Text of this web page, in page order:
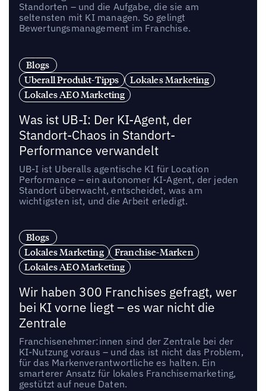
Standorten – und die Aufgabe, die sie am
seltensten mit KI managen. So gelingt
Bewertungsmanagement im Franchise.
Blogs
Uberall Produkt-Tipps
Lokales Marketing
Lokales AEO Marketing
Was ist UB-I: Der KI-Agent, der
Standort-Chaos in Standort-
Performance verwandelt
UB-I ist Uberalls agentische KI für Location
Performance – ein autonomer KI-Agent, der jeden
Standort überwacht, entscheidet, was am
wichtigsten ist, und die Arbeit erledigt.
Blogs
Lokales Marketing
Franchise-Marken
Lokales AEO Marketing
Wir haben 300 Franchises gefragt, wer
bei KI vorne liegt – es war nicht die
Zentrale
Franchisenehmer:innen sind der Zentrale bei der
KI-Nutzung voraus – und das ist nicht das Problem,
für das Markenverantwortliche es halten. Ein
smarterer Ansatz für lokales Franchisemarketing,
gestützt auf neue Daten.